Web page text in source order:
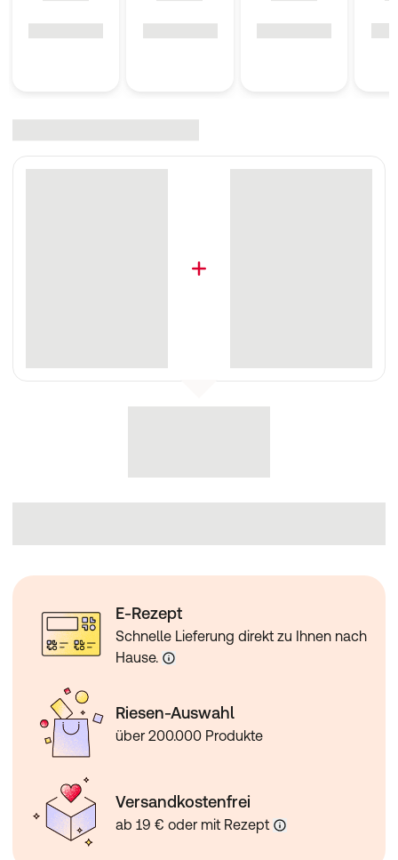
E-Rezept
Schnelle Lieferung direkt zu Ihnen nach
Hause.
Riesen-Auswahl
über 200.000 Produkte
Versandkostenfrei
ab 19 € oder mit Rezept